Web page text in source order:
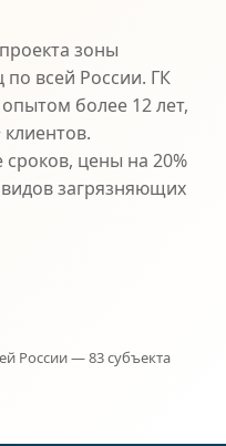
зоны
всей России. ГК
более 12 лет,
цены на 20%
загрязняющих
России — 83 субъекта